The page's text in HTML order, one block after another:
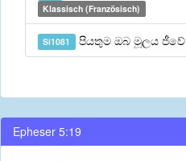
Klassisch (Französisch)
Si1081 පියතුම ඔබ මූලය ජීවේ
Epheser 5:19